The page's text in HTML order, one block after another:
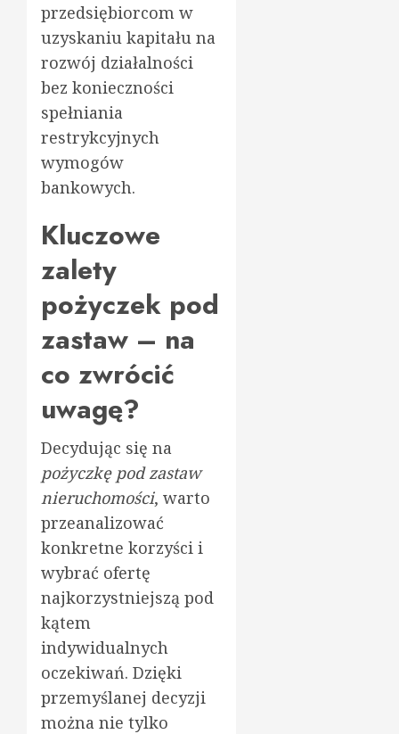
przedsiębiorcom w
uzyskaniu kapitału na
rozwój działalności
bez konieczności
spełniania
restrykcyjnych
wymogów
bankowych.
Kluczowe
zalety
pożyczek pod
zastaw – na
co zwrócić
uwagę?
Decydując się na
pożyczkę pod zastaw
nieruchomości, warto
przeanalizować
konkretne korzyści i
wybrać ofertę
najkorzystniejszą pod
kątem
indywidualnych
oczekiwań. Dzięki
przemyślanej decyzji
można nie tylko